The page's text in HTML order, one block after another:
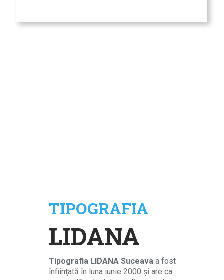
TIPOGRAFIA
LIDANA
Tipografia LIDANA Suceava a fost
înfiinţată în luna iunie 2000 şi are ca